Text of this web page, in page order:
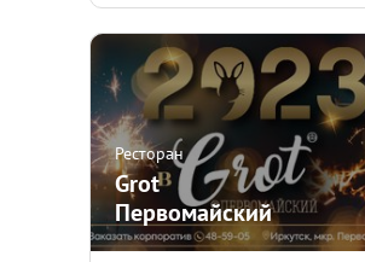
Ресторан
Grot
Первомайский